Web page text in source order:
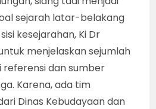
sejarah latar-belakang
kesejarahan, Ki Dr
menjelaskan sejumlah
referensi dan sumber
Karena, ada tim
Dinas Kebudayaan dan